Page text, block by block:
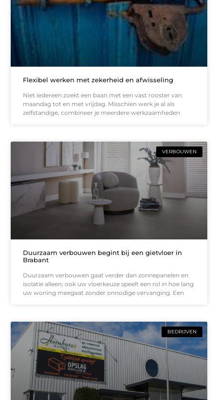
Flexibel werken met zekerheid en afwisseling
Niet iedereen zoekt een baan met een vast rooster van
maandag tot en met vrijdag. Misschien werk je al als
zelfstandige, combineer je meerdere werkzaamheden
VERBOUWEN
Duurzaam verbouwen begint bij een gietvloer in
Brabant
Duurzaam verbouwen gaat verder dan zonnepanelen en
isolatie alleen; ook uw vloerkeuze speelt een rol in hoe lang
uw woning meegaat zonder onnodige vervanging. Een
BEDRIJVEN